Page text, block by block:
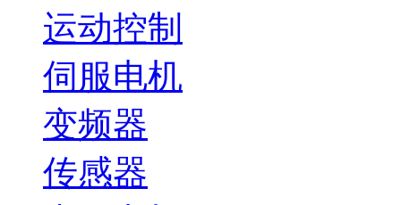
运动控制
伺服电机
变频器
传感器